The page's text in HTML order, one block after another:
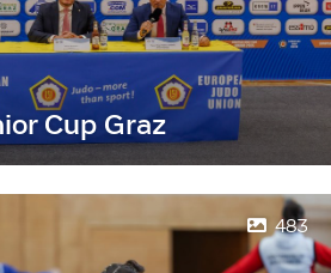
Cup Graz
483